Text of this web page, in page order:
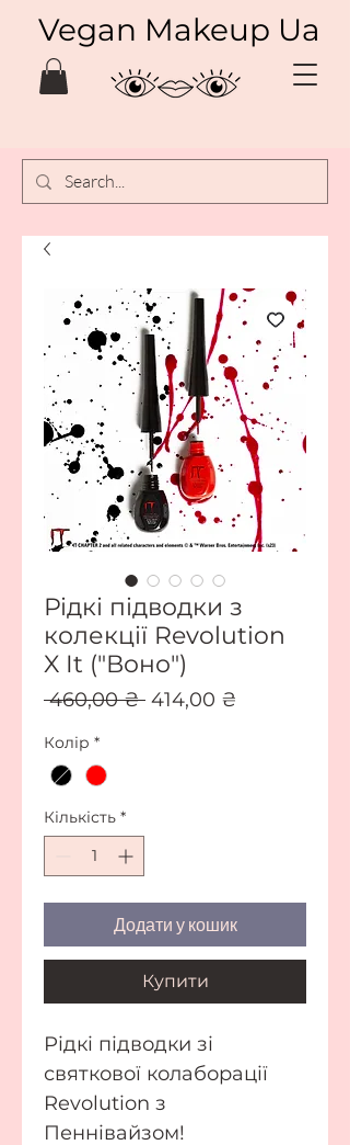
Vegan Makeup Ua
Рідкі підводки з
колекції Revolution
X It ("Воно")
460,00 ₴ Звичайна
414,00 ₴
Колір *
Кількість *
Додати у кошик
Купити
Рідкі підводки зі
святкової колаборації
Revolution з
Пеннівайзом!